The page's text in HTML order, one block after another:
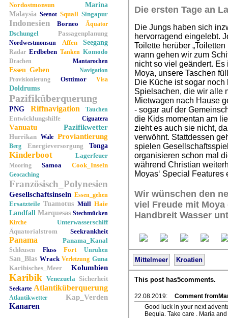
Nordostmonsun
Marina
Malaysia Seenot Squall Singapur
Indonesien Borneo Äquator
Dschungel Passagenplanung
Nordwestmonsun Affen Seegang
Radar Erdbeben Tanken Komodo
Drachen Mantarochen
Essen_Gehen
Navigation
Provisionierung
Osttimor Visa
Doldrums
Pazifiküberquerung
PNG Riffnavigation Tauchen
Entwicklungshilfe Ciguatera
Vanuatu Pazifikwetter
Hurrikan Wale Proviantierung
Berg Energieversorgung Tonga
Kinderboot Lagerfeuer
Mooring Samoa Cook_Inseln
Geocaching
Französisch_Polynesien
Gesellschaftsinseln Essen_gehen
Ersatzteile Tuamotus Müll Haie
Landfall Marquesas Stechmücken
Kirche
Unterwasserschiff
Äquatorialstrom
Seekrankheit
Panama Panama_Kanal
Schleusen Fluss Fort Unruhen
San_Blas Wrack Verletzung Guna
Karibisches_Meer
Kolumbien
Karibik Venezuela Sicherheit
Seekarte Atlantiküberquerung
Atlantikwetter Kap_Verden
Kanaren
Die ersten Tage an
Die Jungs haben sich
hervorragend eingelebt.
Toilette herüber
wann gehen wir zum
nicht so viel geändert.
Moya, unsere Taschen
Die Küche ist sogar
Spielsachen, die wir alle
Mietwagen nach Hause
- sogar auf der
die Kids momentan am
zieht es auch sie nicht,
verwöhnt. Stattdessen
spielen
organisieren schon mal
während Christian
Moyas‘ Special Features
Wir wünschen den
viel Freude mit
Handbreit Wasser
Mittelmeer Kroatien
This post has5comments.
22.08.2019:
Comment
Good luck in your next
Bequia. Take care . Maria